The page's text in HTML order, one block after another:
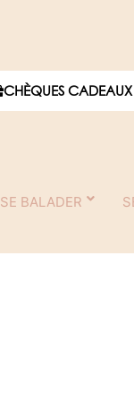
CHÈQUES CADEAUX
SE BALADER